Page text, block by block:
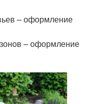
– оформление
– оформление